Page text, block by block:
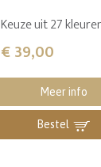
Keuze uit 27
€ 39,00
Meer info
Bestel